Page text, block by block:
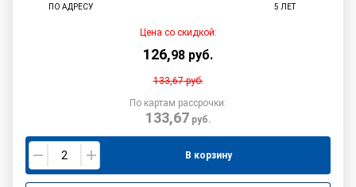
ПО АДРЕСУ 5 ЛЕТ
Цена со скидкой:
126,98 руб.
133,67руб.
По картам рассрочки:
133,67 руб.
В корзину